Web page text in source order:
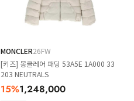
MONCLER26FW
[키즈] 몽클레어 패딩 53A5E 1A000 33
203 NEUTRALS
15%1,248,000